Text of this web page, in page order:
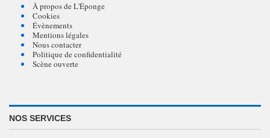
À propos de L'Éponge
Cookies
Évènements
Mentions légales
Nous contacter
Politique de confidentialité
Scène ouverte
NOS SERVICES